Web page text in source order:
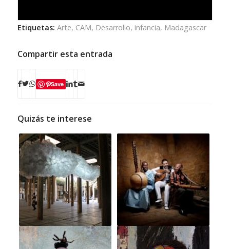
Etiquetas: Arte, CAM, Desarrollo, infancia, Madagascar
Compartir esta entrada
Save
Quizás te interese